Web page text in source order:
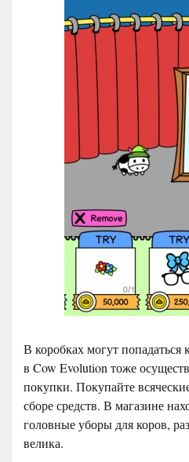
В коробках могут попадаться
в Cow Evolution тоже
покупки. Покупайте
сборе средств. В магазине
головные уборы для коров,
велика.